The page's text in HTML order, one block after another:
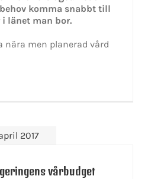
komma snabbt till
länet man bor.
nära men planerad vård
2017
vårbudget